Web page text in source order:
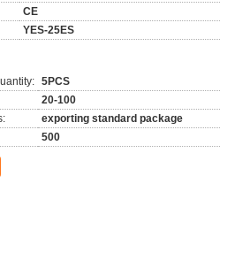
CE
YES-25ES
5PCS
20-100
exporting standard package
500